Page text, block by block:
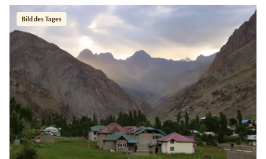
Bild des Tages